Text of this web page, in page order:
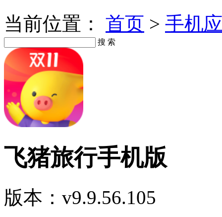
当前位置： 首页 > 手机
搜 索
飞猪旅行手机版
版本：v9.9.56.105